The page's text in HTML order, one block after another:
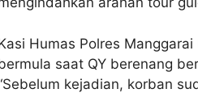
Humas Polres
saat QY berenang
kejadian, korban